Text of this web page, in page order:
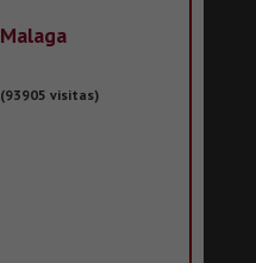
Malaga
(93905 visitas)